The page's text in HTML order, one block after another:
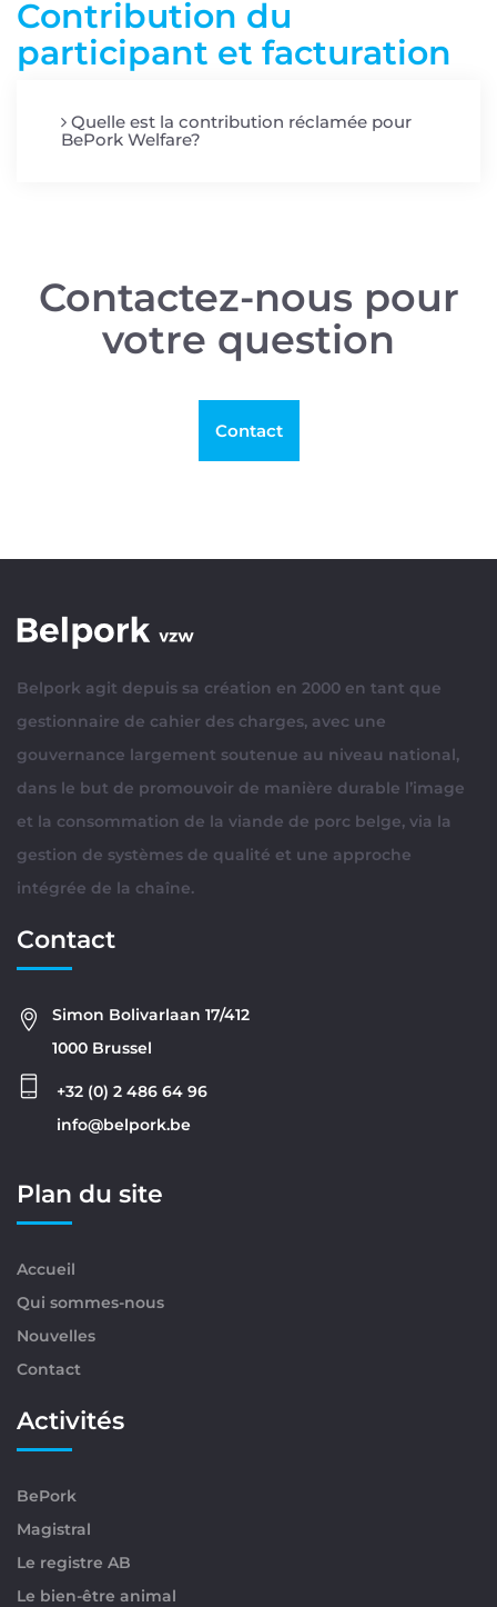
Contribution du
participant et facturation
Quelle est la contribution réclamée pour
BePork Welfare?
Contactez-nous pour
votre question
Contact
Belpork agit depuis sa création en 2000 en tant que
gestionnaire de cahier des charges, avec une
gouvernance largement soutenue au niveau national,
dans le but de promouvoir de manière durable l’image
et la consommation de la viande de porc belge, via la
gestion de systèmes de qualité et une approche
intégrée de la chaîne.
Contact
Simon Bolivarlaan 17/412
1000 Brussel
+32 (0) 2 486 64 96
info@belpork.be
Plan du site
Accueil
Qui sommes-nous
Nouvelles
Contact
Activités
BePork
Magistral
Le registre AB
Le bien-être animal